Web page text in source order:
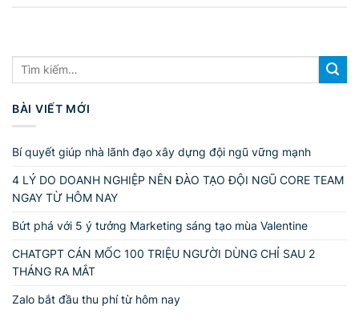
BÀI VIẾT MỚI
Bí quyết giúp nhà lãnh đạo xây dựng đội ngũ vững mạnh
4 LÝ DO DOANH NGHIỆP NÊN ĐÀO TẠO ĐỘI NGŨ CORE TEAM
NGAY TỪ HÔM NAY
Bứt phá với 5 ý tưởng Marketing sáng tạo mùa Valentine
CHATGPT CÁN MỐC 100 TRIỆU NGƯỜI DÙNG CHỈ SAU 2
THÁNG RA MẮT
Zalo bắt đầu thu phí từ hôm nay